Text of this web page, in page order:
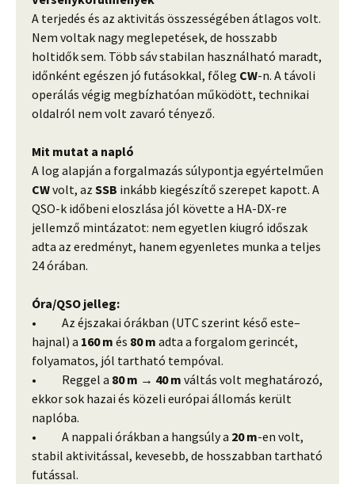
A terjedés és az aktivitás összességében átlagos volt.
Nem voltak nagy meglepetések, de hosszabb
holtidők sem. Több sáv stabilan használható maradt,
időnként egészen jó futásokkal, főleg CW-n. A távoli
operálás végig megbízhatóan működött, technikai
oldalról nem volt zavaró tényező.
Mit mutat a napló
A log alapján a forgalmazás súlypontja egyértelműen
CWvolt, az SSB inkább kiegészítő szerepet kapott. A
QSO-k időbeni eloszlása jól követte a HA-DX-re
jellemző mintázatot: nem egyetlen kiugró időszak
adta az eredményt, hanem egyenletes munka a teljes
24 órában.
Óra/QSO jelleg:
• Az éjszakai órákban (UTC szerint késő este–
hajnal) a 160 m és 80 m adta a forgalom gerincét,
folyamatos, jól tartható tempóval.
• Reggel a 80 m → 40 m váltás volt meghatározó,
ekkor sok hazai és közeli európai állomás került
naplóba.
• A nappali órákban a hangsúly a 20 m-en volt,
stabil aktivitással, kevesebb, de hosszabban tartható
futással.